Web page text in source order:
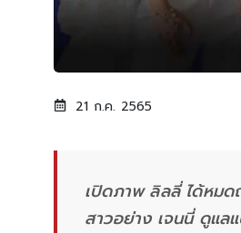
21 ก.ค. 2565
เปิดภาพ ลิลลี่ ได้หมด
สาวอย่าง เจนนี่ ดูแล